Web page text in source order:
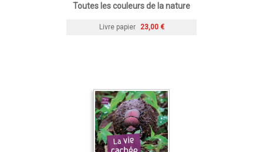
Toutes les couleurs de la nature
Livre papier 23,00 €